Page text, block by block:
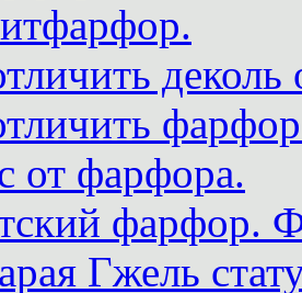
от фарфора.
фарфор.
Гжель